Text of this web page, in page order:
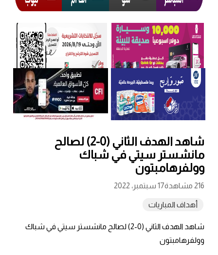
شاهد الهدف الثاني (0-2) لصالح
مانشستر سيتي في شباك
وولفرهامبتون
216 مشاهدة 17 سبتمبر، 2022
أهداف المباريات
شاهد الهدف الثاني (0-2) لصالح مانشستر سيتي في شباك
وولفرهامبتون